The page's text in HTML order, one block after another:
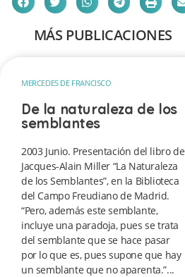
MÁS PUBLICACIONES
MERCEDES DE FRANCISCO
De la naturaleza de los
semblantes
2003 Junio. Presentación del libro de
Jacques-Alain Miller “La Naturaleza
de los Semblantes”, en la Biblioteca
del Campo Freudiano de Madrid.
“Pero, además este semblante,
incluye una paradoja, pues se trata
del semblante que se hace pasar
por lo que es, pues supone que hay
un semblante que no aparenta.”...